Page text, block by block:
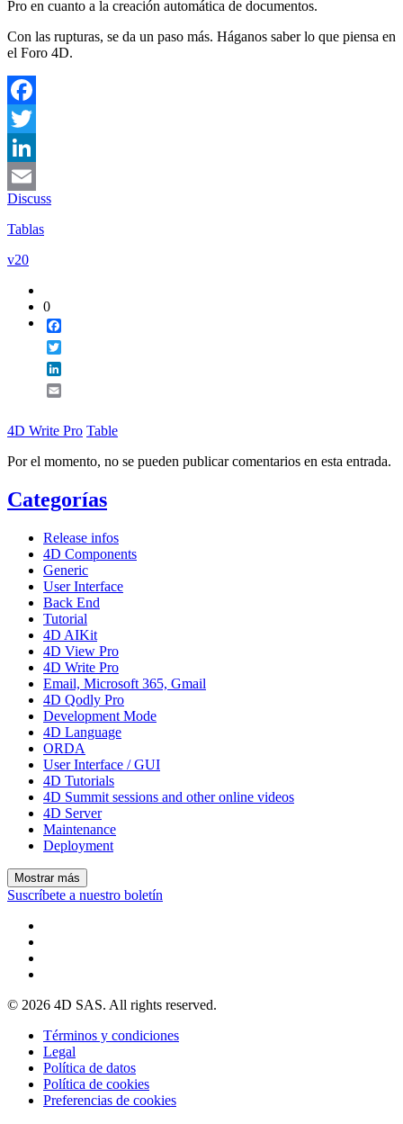
Pro en cuanto a la creación automática de documentos.
Con las rupturas, se da un paso más. Háganos saber lo que piensa en
el Foro 4D.
Facebook
Twitter
LinkedIn
Email
Discuss
Tablas
v20
0
4D Write Pro Table
Por el momento, no se pueden publicar comentarios en esta entrada.
Categorías
Release infos
4D Components
Generic
User Interface
Back End
Tutorial
4D AIKit
4D View Pro
4D Write Pro
Email, Microsoft 365, Gmail
4D Qodly Pro
Development Mode
4D Language
ORDA
User Interface / GUI
4D Tutorials
4D Summit sessions and other online videos
4D Server
Maintenance
Deployment
Mostrar más
Suscríbete a nuestro boletín
© 2026 4D SAS. All rights reserved.
Términos y condiciones
Legal
Política de datos
Política de cookies
Preferencias de cookies